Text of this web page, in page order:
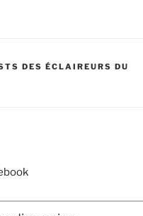
DES ÉCLAIREURS DU